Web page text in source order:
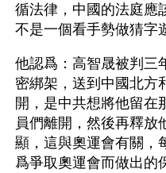
循法律，中國的法庭應
不是一個看手勢做猜字
他認爲：高智晟被判三
密綁架，送到中國北方
開，是中共想將他留在
員們離開，然後再釋放
顯，這與奧運會有關，
爲爭取奧運會而做出的